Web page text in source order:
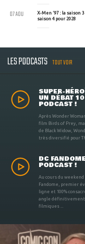
X-Men '97 : la saison
saison 4 pour 2028
07 AOU
LES PODCASTS TOUT VOIR
SUPER-
UN DÉBAT
PODCAST !
Après Wonder
film Birds of Prey,
de Black Widow,
très diversifié pour
DC
PODCAST !
Au cours du
Fandome, premier
ligne et 100%
angle définitivement
filmiques ...